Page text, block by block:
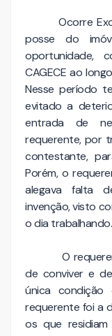
Ocorre
posse do
oportunidade,
CAGECE ao
Nesse período
evitado a
entrada de
requerente, por
contestante,
Porém, o
alegava falta
invenção, visto
o dia trabalhando.
O
de conviver e
única
requerente foi a
os que